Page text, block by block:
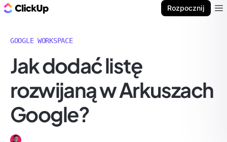
Rozpocznij
GOOGLE WORKSPACE
Jak dodać listę
rozwijaną w Arkuszach
Google?